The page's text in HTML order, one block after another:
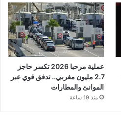
عملية مرحبا 2026 تكسر حاجز
2.7 مليون مغربي.. تدفق قوي عبر
الموانئ والمطارات
منذ 19 ساعة